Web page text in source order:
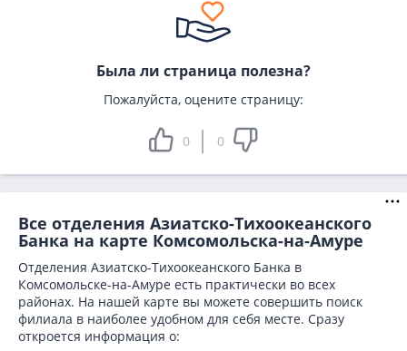
Была ли страница полезна?
Пожалуйста, оцените страницу:
0 0
Все отделения Азиатско-Тихоокеанского
Банка на карте Комсомольска-на-Амуре
Отделения Азиатско-Тихоокеанского Банка в
Комсомольске-на-Амуре есть практически во всех
районах. На нашей карте вы можете совершить поиск
филиала в наиболее удобном для себя месте. Сразу
откроется информация о: